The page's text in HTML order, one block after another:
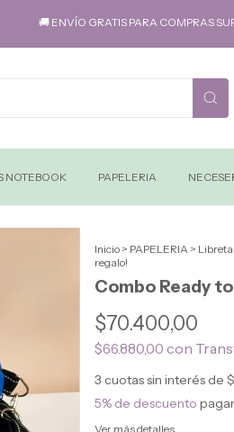
GRATIS PARA COMPRAS SUPERIORES A
NOTEBOOK PAPELERIA
Inicio > PAPELERIA >
regalo!
Combo Ready
$70.400,00
$66.880,00 con
3 cuotas sin interés de
5% de descuento
Ver más detalles